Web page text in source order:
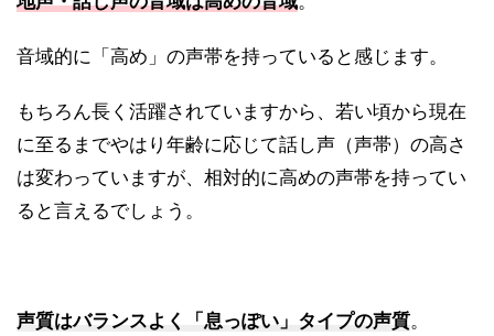
音域的に「高め」の声帯を持っていると感じます。
もちろん長く活躍されていますから、若い頃から現在
に至るまでやはり年齢に応じて話し声（声帯）の高さ
は変わっていますが、相対的に高めの声帯を持ってい
ると言えるでしょう。
声質はバランスよく「息っぽい」タイプの声質。